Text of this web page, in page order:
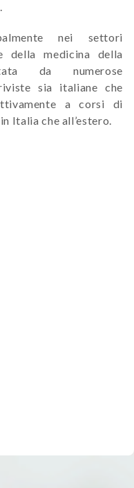
nei settori
della medicina della
da numerose
sia italiane che
a corsi di
Italia che all’estero.